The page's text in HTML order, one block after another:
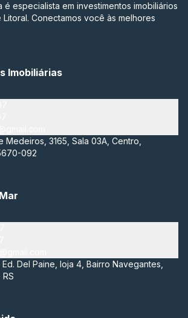
é especialista em investimentos imobiliários
Litoral. Conectamos você às melhores
Imobiliárias
Medeiros, 3165, Sala 03A, Centro,
092
Del Paine, loja 4, Bairro Navegantes,